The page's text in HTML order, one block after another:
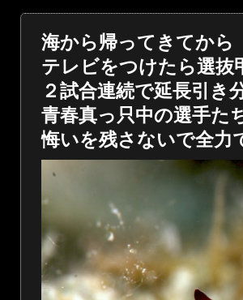
海から帰ってきてから
テレビをつけたら選抜
２試合連続で延長引き
青春真っ只中の選手た
悔いを残さないで全力